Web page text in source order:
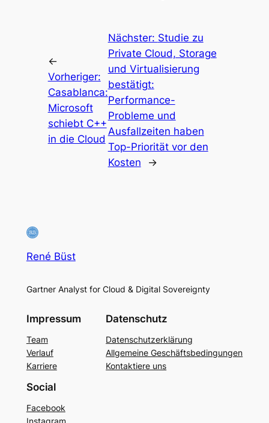
←
Vorheriger:
Casablanca:
Microsoft
schiebt C++
in die Cloud
Nächster: Studie zu
Private Cloud, Storage
und Virtualisierung
bestätigt:
Performance-
Probleme und
Ausfallzeiten haben
Top-Priorität vor den
Kosten
→
René Büst
Gartner Analyst for Cloud & Digital Sovereignty
Impressum
Team
Verlauf
Karriere
Datenschutz
Datenschutzerklärung
Allgemeine Geschäftsbedingungen
Kontaktiere uns
Social
Facebook
Instagram